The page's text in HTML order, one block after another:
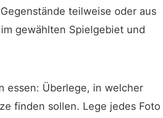
teilweise oder aus
gewählten Spielgebiet und
essen: Überlege, in welcher
finden sollen. Lege jedes Foto